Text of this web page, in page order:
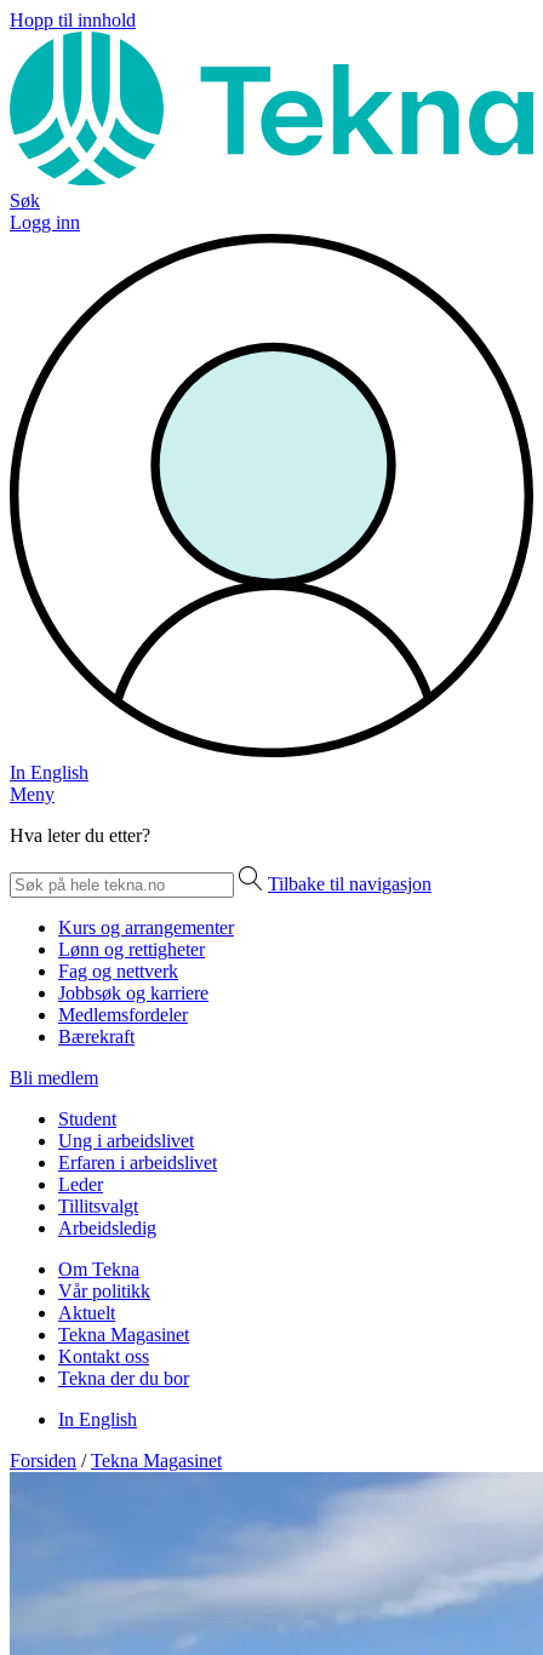
Hopp til innhold
Søk
Logg inn
In English
Meny
Hva leter du etter?
Tilbake til navigasjon
Kurs og arrangementer
Lønn og rettigheter
Fag og nettverk
Jobbsøk og karriere
Medlemsfordeler
Bærekraft
Bli medlem
Student
Ung i arbeidslivet
Erfaren i arbeidslivet
Leder
Tillitsvalgt
Arbeidsledig
Om Tekna
Vår politikk
Aktuelt
Tekna Magasinet
Kontakt oss
Tekna der du bor
In English
Forsiden / Tekna Magasinet